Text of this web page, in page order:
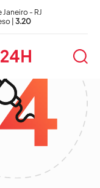
Janeiro - RJ
| 3.20